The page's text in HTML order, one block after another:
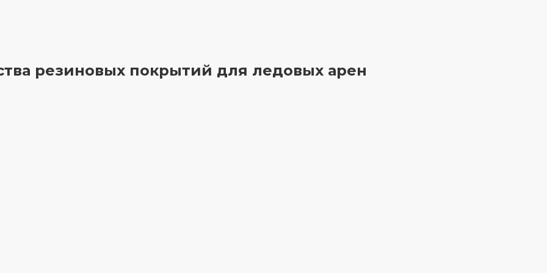
резиновых покрытий для ледовых арен